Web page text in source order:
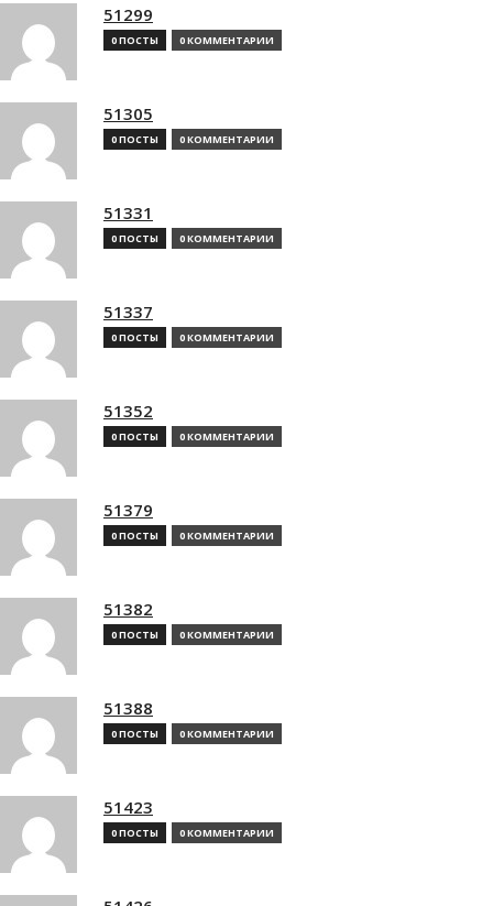
51299
0 ПОСТЫ 0 КОММЕНТАРИИ
51305
0 ПОСТЫ 0 КОММЕНТАРИИ
51331
0 ПОСТЫ 0 КОММЕНТАРИИ
51337
0 ПОСТЫ 0 КОММЕНТАРИИ
51352
0 ПОСТЫ 0 КОММЕНТАРИИ
51379
0 ПОСТЫ 0 КОММЕНТАРИИ
51382
0 ПОСТЫ 0 КОММЕНТАРИИ
51388
0 ПОСТЫ 0 КОММЕНТАРИИ
51423
0 ПОСТЫ 0 КОММЕНТАРИИ